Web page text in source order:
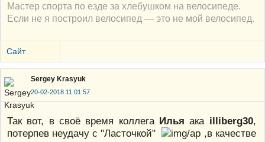
Мастер спорта по езде за хлебушком на велосипеде.
Если не я построил велосипед — это не мой велосипед.
Сайт
Sergey Krasyuk
20-02-2018 11:01:57
Так вот, в своё время коллега Илья ака illiberg30,
потерпев неудачу с "Ласточкой"
,в качестве